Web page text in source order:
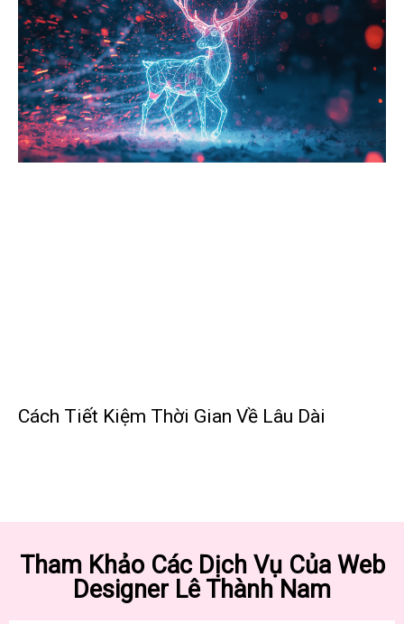
Cách Tiết Kiệm Thời Gian Về Lâu Dài
Tham Khảo Các Dịch Vụ Của Web
Designer Lê Thành Nam